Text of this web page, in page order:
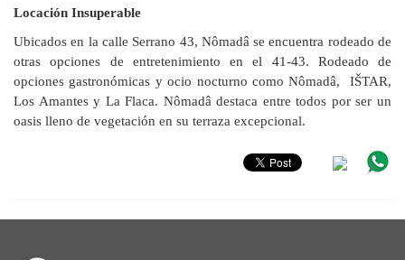
Locación Insuperable
Ubicados en la calle Serrano 43, Nômadâ se encuentra rodeado de
otras opciones de entretenimiento en el 41-43. Rodeado de
opciones gastronómicas y ocio nocturno como Nômadâ, IŠTAR,
Los Amantes y La Flaca. Nômadâ destaca entre todos por ser un
oasis lleno de vegetación en su terraza excepcional.